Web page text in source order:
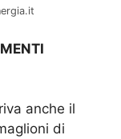
anche il
di